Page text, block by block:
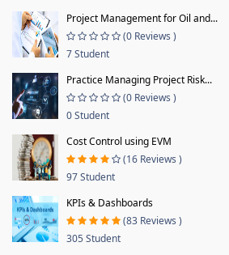
Project Management for Oil and...
(0 Reviews )
7 Student
Practice Managing Project Risk...
(0 Reviews )
0 Student
Cost Control using EVM
(16 Reviews )
97 Student
KPIs & Dashboards
(83 Reviews )
305 Student